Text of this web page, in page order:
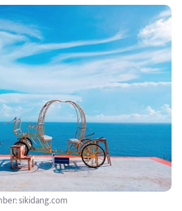
sikidang.com